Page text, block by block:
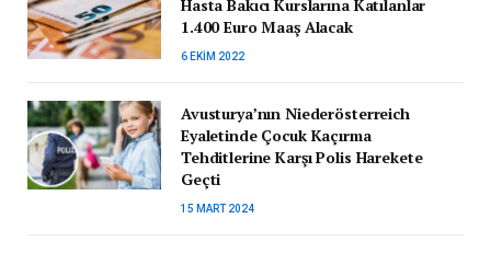
Hasta Bakıcı Kurslarına Katılanlar
1.400 Euro Maaş Alacak
6 EKIM 2022
Avusturya’nın Niederösterreich
Eyaletinde Çocuk Kaçırma
Tehditlerine Karşı Polis Harekete
Geçti
15 MART 2024